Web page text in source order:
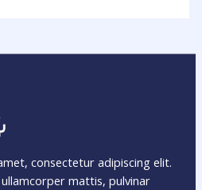
consectetur adipiscing elit.
mattis, pulvinar